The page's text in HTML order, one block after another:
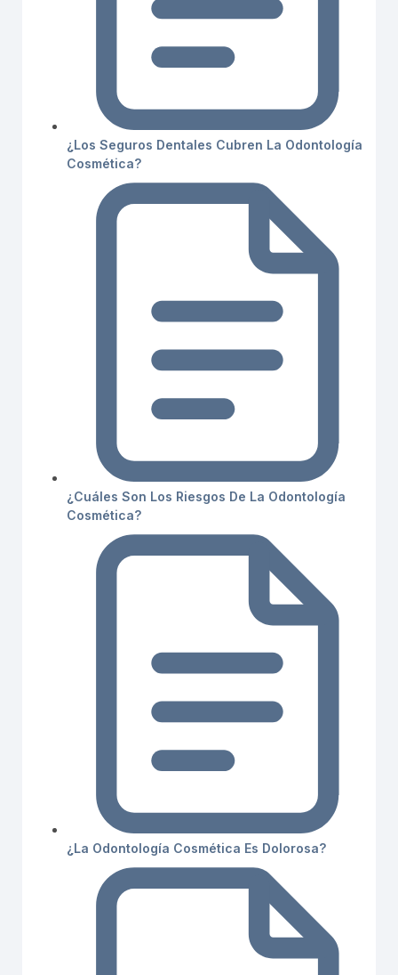
¿Los Seguros Dentales Cubren La Odontología
Cosmética?
¿Cuáles Son Los Riesgos De La Odontología
Cosmética?
¿La Odontología Cosmética Es Dolorosa?